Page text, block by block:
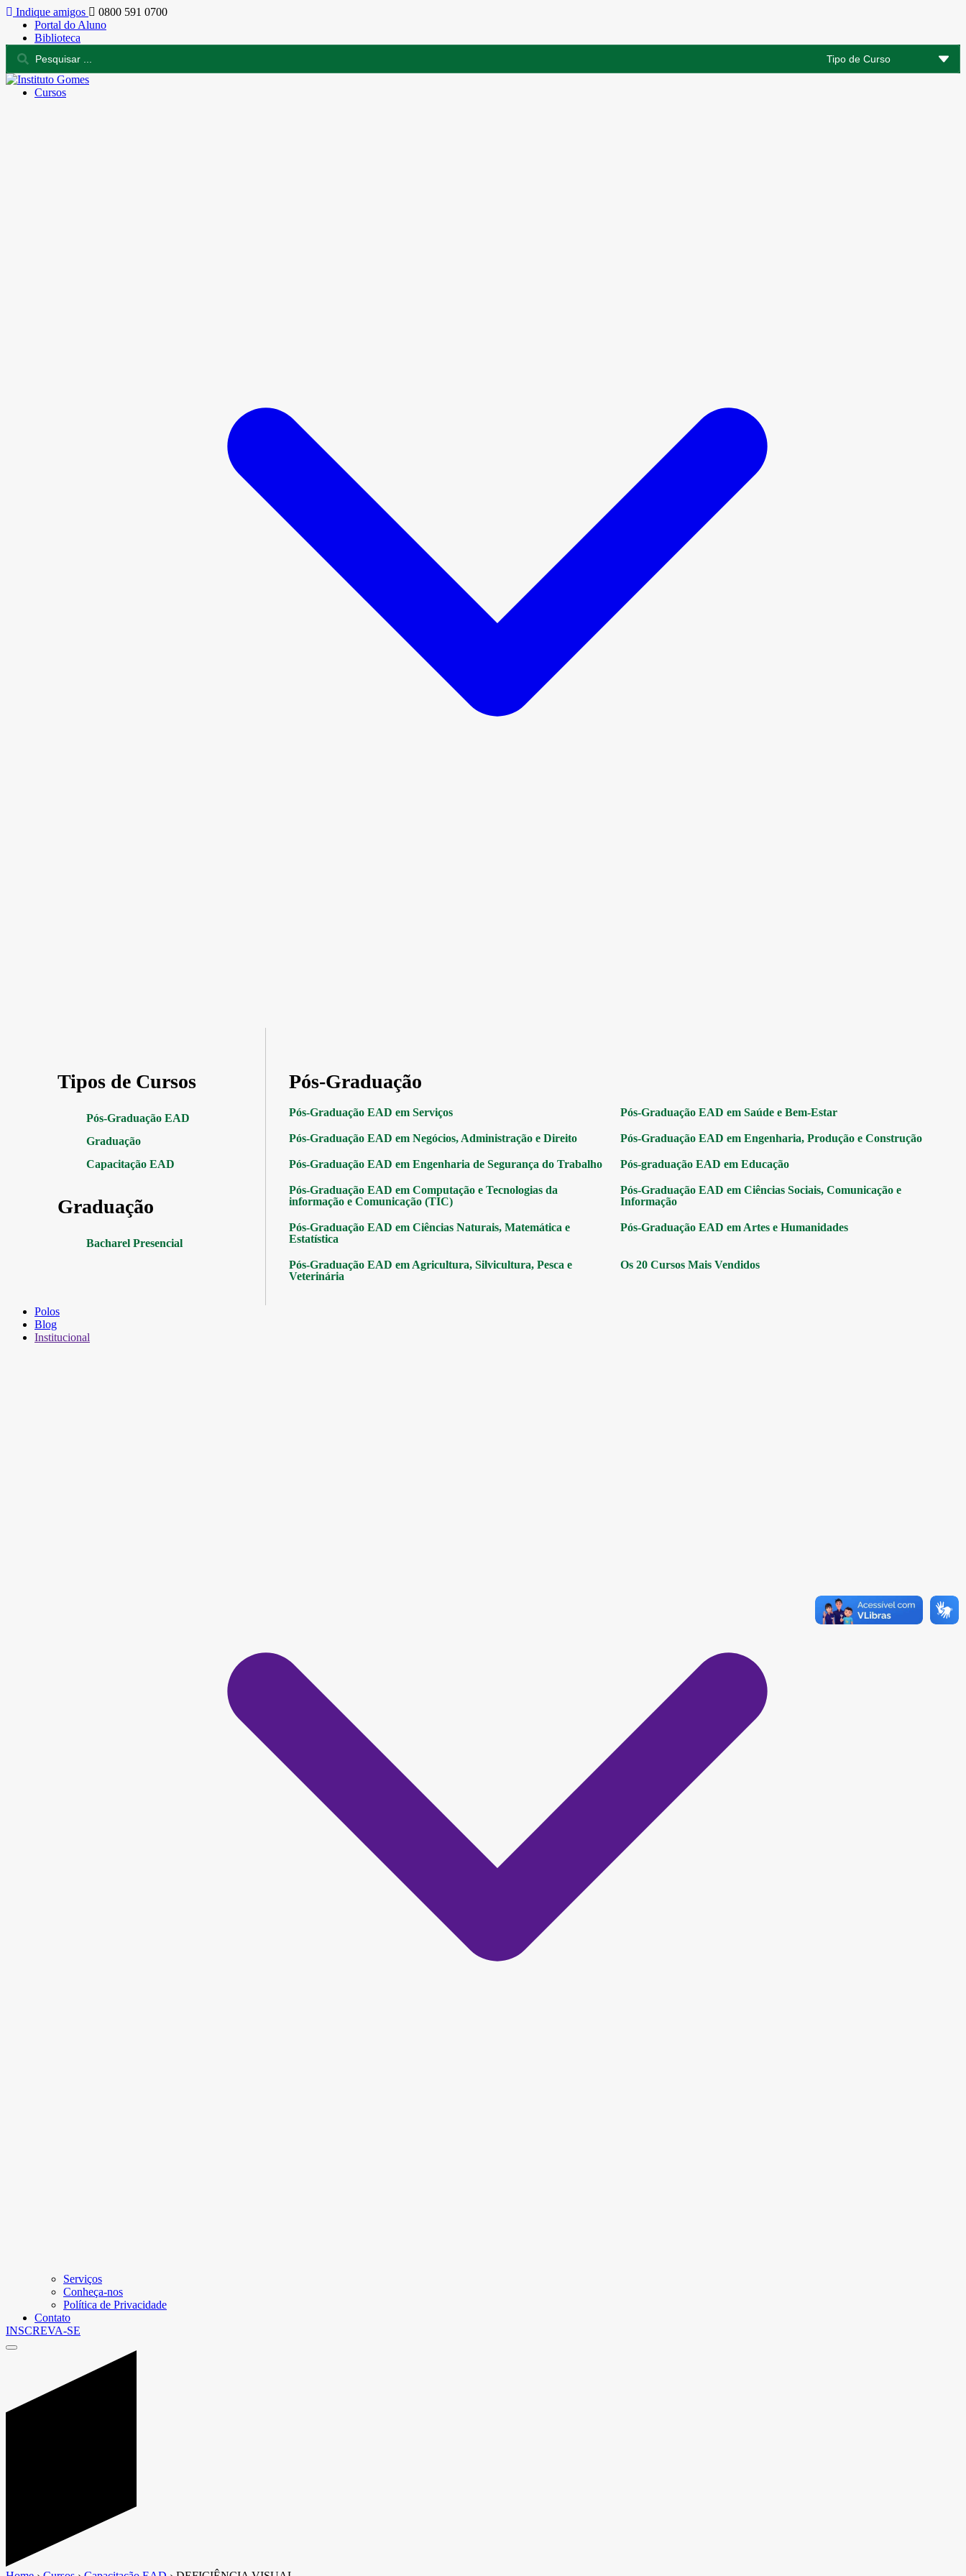
Indique amigos
0800 591 0700
Portal do Aluno
Biblioteca
Cursos
Tipos de Cursos
Pós-Graduação EAD
Graduação
Capacitação EAD
Graduação
Bacharel Presencial
Pós-Graduação
Pós-Graduação EAD em Serviços Pós-Graduação EAD em Saúde e Bem-Estar
Pós-Graduação EAD em Negócios, Administração e Direito Pós-Graduação EAD em Engenharia, Produção e Construção
Pós-Graduação EAD em Engenharia de Segurança do Trabalho Pós-graduação EAD em Educação
Pós-Graduação EAD em Computação e Tecnologias da
informação e Comunicação (TIC)
Pós-Graduação EAD em Ciências Sociais, Comunicação e
Informação
Pós-Graduação EAD em Ciências Naturais, Matemática e
Estatística
Pós-Graduação EAD em Artes e Humanidades
Pós-Graduação EAD em Agricultura, Silvicultura, Pesca e
Veterinária
Os 20 Cursos Mais Vendidos
Polos
Blog
Institucional
Serviços
Conheça-nos
Política de Privacidade
Contato
INSCREVA-SE